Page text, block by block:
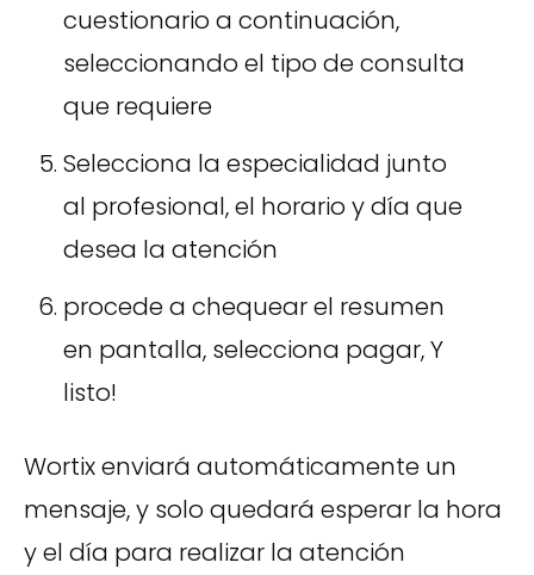
cuestionario a continuación,
seleccionando el tipo de consulta
que requiere
Selecciona la especialidad junto
al profesional, el horario y día que
desea la atención
procede a chequear el resumen
en pantalla, selecciona pagar, Y
listo!
Wortix enviará automáticamente un
mensaje, y solo quedará esperar la hora
y el día para realizar la atención